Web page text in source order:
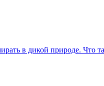
в дикой природе. Что